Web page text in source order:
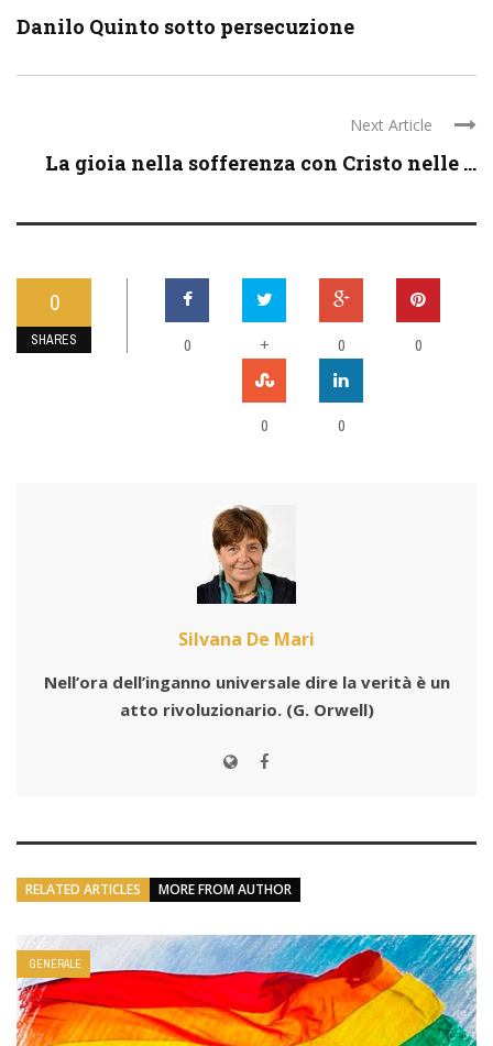
Danilo Quinto sotto persecuzione
Next Article
La gioia nella sofferenza con Cristo nelle ...
0
SHARES 0 + 0 0
0 0
Silvana De Mari
Nell’ora dell’inganno universale dire la verità è un
atto rivoluzionario. (G. Orwell)
RELATED ARTICLES MORE FROM AUTHOR
GENERALE